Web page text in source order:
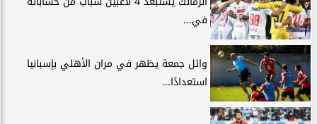
في...
وائل جمعة يظهر في مران الأهلي بإسبانيا
استعدادًا...